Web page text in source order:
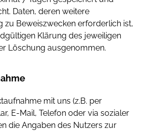
Daten, deren weitere
zu Beweiszwecken erforderlich ist,
Klärung des jeweiligen
Löschung ausgenommen.
mit uns (z.B. per
E-Mail, Telefon oder via sozialer
die Angaben des Nutzers zur